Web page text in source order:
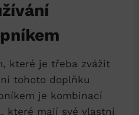
které je třeba zvážit
tohoto doplňku
je kombinací
které mají své vlastní